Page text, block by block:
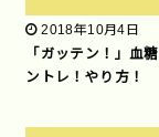
2018年10月4日
「ガッテン！」血
ントレ！やり方！